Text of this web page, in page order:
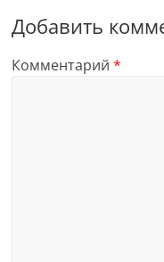
Добавить
Комментарий*